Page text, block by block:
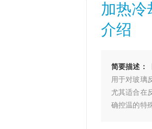
加热冷
介绍
简要描述：
用于对玻璃
尤其适合在
确控温的特